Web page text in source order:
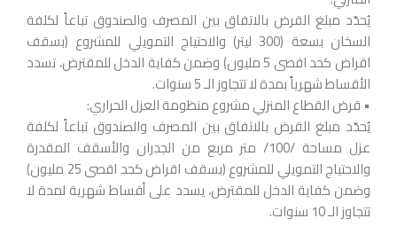
يُحدّد مبلغ القرض بالاتفاق بين المصرف والصندوق تباعاً لكلفة
السخان بسعة (300 ليتر) والاحتياج التمويلي للمشروع (بسقف
اقراض كحد اقصى 5 مليون) وضمن كفاية الدخل للمقترض، تسدد
الأقساط شهرياً بمدة لا تتجاوز الـ 5 سنوات.
• قرض القطاع المنزلي مشروع منظومة العزل الحراري:
يُحدّد مبلغ القرض بالاتفاق بين المصرف والصندوق تباعاً لكلفة
عزل مساحة /100/ متر مربع من الجدران والأسقف المقدرة
والاحتياج التمويلي للمشروع (بسقف اقراض كحد اقصى 25 مليون)
وضمن كفاية الدخل للمقترض، يسدد على أقساط شهرية لمدة لا
تتجاوز الـ 10 سنوات.